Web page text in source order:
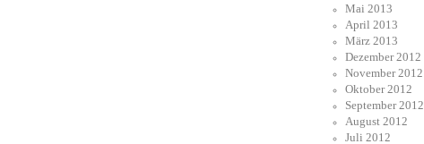
Mai 2013
April 2013
März 2013
Dezember 2012
November 2012
Oktober 2012
September 2012
August 2012
Juli 2012